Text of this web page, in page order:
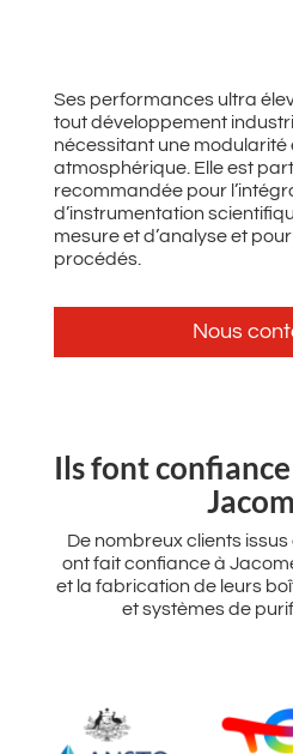
Ses performances ultra
tout développement
nécessitant une
atmosphérique. Elle est
recommandée pour
d’instrumentation
mesure et d’analyse et
procédés.
Nous
‌Ils font
De nombreux clients
ont fait confiance à
et la fabrication de leurs
et systèmes de